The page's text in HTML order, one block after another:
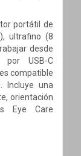
portátil de
ultrafino (8
desde
por USB-C
compatible
Incluye una
orientación
Eye Care